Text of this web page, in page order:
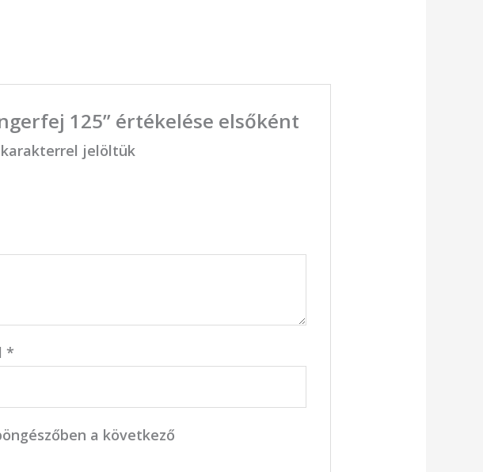
125” értékelése elsőként
karakterrel jelöltük
*
a következő